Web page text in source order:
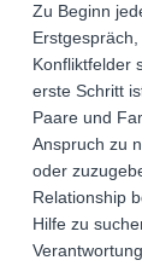
Zu Beginn
Konfliktfelder
erste Schritt
Paare und
Anspruch zu
oder
Relationship
Hilfe zu